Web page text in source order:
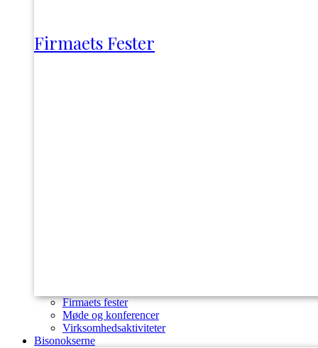
Firmaets Fester
Firmaets fester
Møde og konferencer
Virksomhedsaktiviteter
Bisonokserne